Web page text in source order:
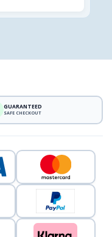
GUARANTEED
SAFE CHECKOUT